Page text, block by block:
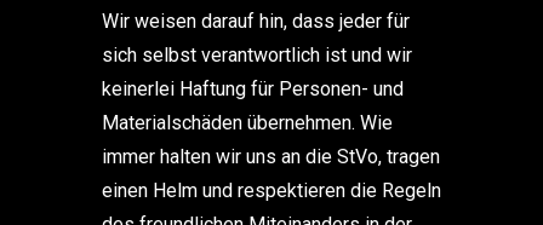
Wir weisen darauf hin, dass jeder für
sich selbst verantwortlich ist und wir
keinerlei Haftung für Personen- und
Materialschäden übernehmen. Wie
immer halten wir uns an die StVo, tragen
einen Helm und respektieren die Regeln